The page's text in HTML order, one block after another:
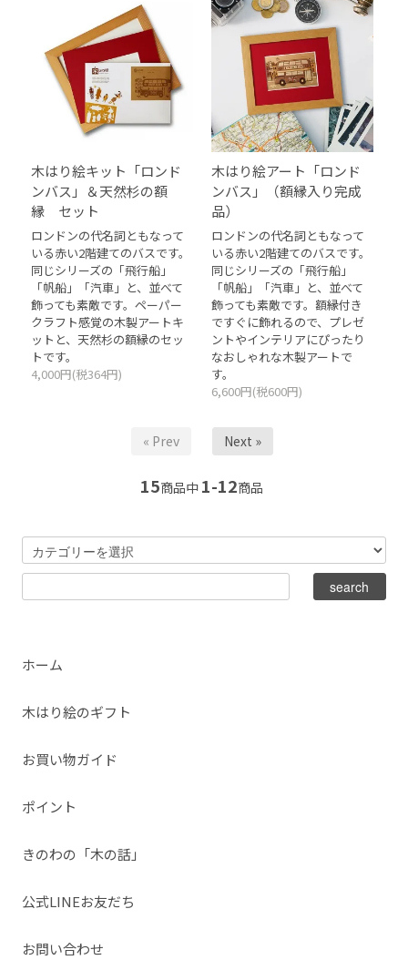
木はり絵キット「ロンド
ンバス」＆天然杉の額
縁 セット
ロンドンの代名詞ともなって
いる赤い2階建てのバスです。
同じシリーズの「飛行船」
「帆船」「汽車」と、並べて
飾っても素敵です。ペーパー
クラフト感覚の木製アートキ
ットと、天然杉の額縁のセッ
トです。
4,000円(税364円)
木はり絵アート「ロンド
ンバス」（額縁入り完成
品）
ロンドンの代名詞ともなって
いる赤い2階建てのバスです。
同じシリーズの「飛行船」
「帆船」「汽車」と、並べて
飾っても素敵です。額縁付き
ですぐに飾れるので、プレゼ
ントやインテリアにぴったり
なおしゃれな木製アートで
す。
6,600円(税600円)
« Prev Next »
15商品中 1-12商品
ホーム
木はり絵のギフト
お買い物ガイド
ポイント
きのわの「木の話」
公式LINEお友だち
お問い合わせ